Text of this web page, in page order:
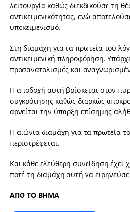
λειτουργία καθώς διεκδικούσε τη
αντικειμενικότητας, ενώ
υποκειμενισμό.
Στη διαμάχη για τα πρωτεία του
αντικειμενική πληροφόρηση.
προσανατολισμός και
Η αποδοχή αυτή βρίσκεται στον
συγκρότησης καθώς διαρκώς
αρνείται την ύπαρξη επίσημης
Η αιώνια διαμάχη για τα πρωτεία
περιστρέφεται.
Και κάθε ελεύθερη συνείδηση έχει
ποτέ τη διαμάχη αυτή να
ΑΠΟ ΤΟ ΒΗΜΑ